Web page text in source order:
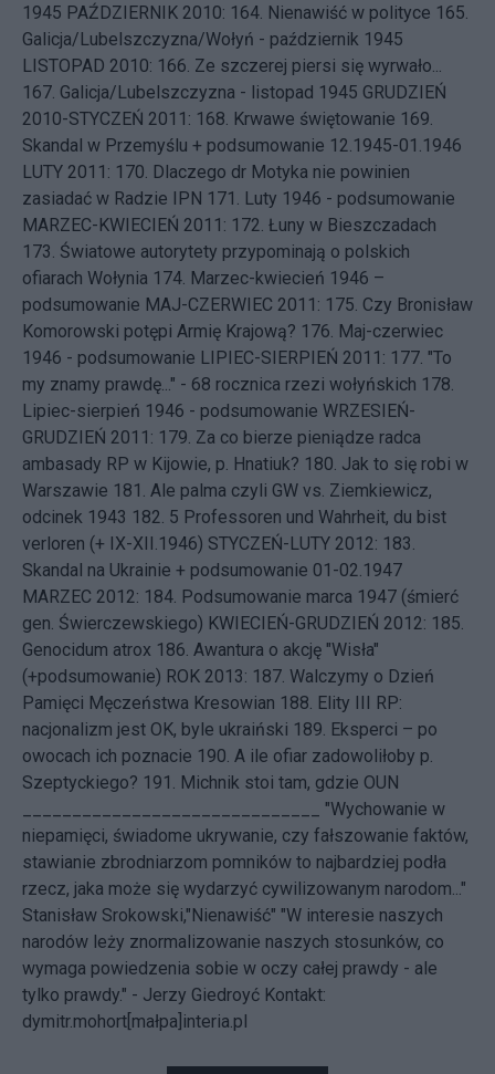
1945 PAŹDZIERNIK 2010: 164. Nienawiść w polityce 165.
Galicja/Lubelszczyzna/Wołyń - październik 1945
LISTOPAD 2010: 166. Ze szczerej piersi się wyrwało...
167. Galicja/Lubelszczyzna - listopad 1945 GRUDZIEŃ
2010-STYCZEŃ 2011: 168. Krwawe świętowanie 169.
Skandal w Przemyślu + podsumowanie 12.1945-01.1946
LUTY 2011: 170. Dlaczego dr Motyka nie powinien
zasiadać w Radzie IPN 171.
Luty 1946 - podsumowanie
MARZEC-KWIECIEŃ 2011: 172. Łuny w Bieszczadach
173. Światowe autorytety przypominają o polskich
ofiarach Wołynia 174. Marzec-kwiecień 1946 –
podsumowanie MAJ-CZERWIEC 2011: 175. Czy Bronisław
Komorowski potępi Armię Krajową? 176. Maj-czerwiec
1946 - podsumowanie LIPIEC-SIERPIEŃ 2011: 177. "To
my znamy prawdę..." - 68 rocznica rzezi wołyńskich 178.
Lipiec-sierpień 1946 - podsumowanie WRZESIEŃ-
GRUDZIEŃ 2011: 179. Za co bierze pieniądze radca
ambasady RP w Kijowie, p. Hnatiuk? 180. Jak to się robi w
Warszawie 181. Ale palma czyli GW vs. Ziemkiewicz,
odcinek 1943 182. 5 Professoren und Wahrheit, du bist
verloren (+ IX-XII.1946) STYCZEŃ-LUTY 2012: 183.
Skandal na Ukrainie + podsumowanie 01-02.1947
MARZEC 2012: 184. Podsumowanie marca 1947 (śmierć
gen. Świerczewskiego) KWIECIEŃ-GRUDZIEŃ 2012: 185.
Genocidum atrox 186. Awantura o akcję "Wisła"
(+podsumowanie) ROK 2013: 187. Walczymy o Dzień
Pamięci Męczeństwa Kresowian 188. Elity III RP:
nacjonalizm jest OK, byle ukraiński 189. Eksperci – po
owocach ich poznacie 190. A ile ofiar zadowoliłoby p.
Szeptyckiego? 191.
Michnik stoi tam, gdzie OUN
______________________________ "Wychowanie w
niepamięci, świadome ukrywanie, czy fałszowanie faktów,
stawianie zbrodniarzom pomników to najbardziej podła
rzecz, jaka może się wydarzyć cywilizowanym narodom..."
Stanisław Srokowski,"Nienawiść" "W interesie naszych
narodów leży znormalizowanie naszych stosunków, co
wymaga powiedzenia sobie w oczy całej prawdy - ale
tylko prawdy." - Jerzy Giedroyć Kontakt:
dymitr.mohort[małpa]interia.pl